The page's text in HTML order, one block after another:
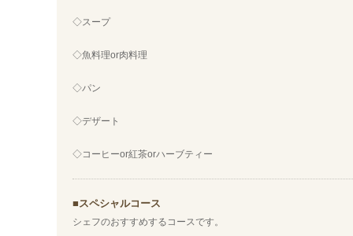
◇スープ
◇魚料理or肉料理
◇パン
◇デザート
◇コーヒーor紅茶orハーブティー
スペシャルコース
シェフのおすすめするコースです。